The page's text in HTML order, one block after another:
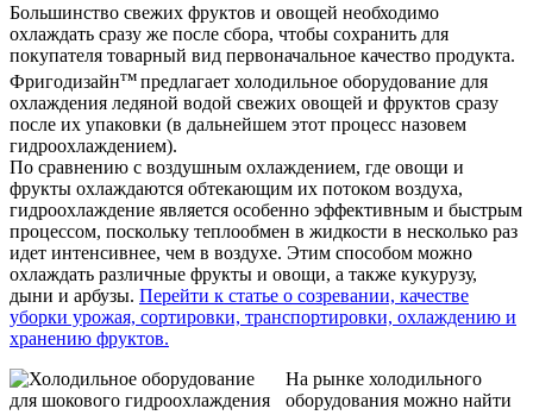
Большинство свежих фруктов и овощей необходимо
охлаждать сразу же после сбора, чтобы сохранить для
покупателя товарный вид первоначальное качество продукта.
Фригодизайнтм предлагает холодильное оборудование для
охлаждения ледяной водой свежих овощей и фруктов сразу
после их упаковки (в дальнейшем этот процесс назовем
гидроохлаждением).
По сравнению с воздушным охлаждением, где овощи и
фрукты охлаждаются обтекающим их потоком воздуха,
гидроохлаждение является особенно эффективным и быстрым
процессом, поскольку теплообмен в жидкости в несколько раз
идет интенсивнее, чем в воздухе. Этим способом можно
охлаждать различные фрукты и овощи, а также кукурузу,
дыни и арбузы. Перейти к статье о созревании, качестве
уборки урожая, сортировки, транспортировки, охлаждению и
хранению фруктов.
На рынке холодильного
оборудования можно найти